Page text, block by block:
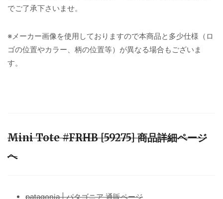
でご了承下さいませ。
※メーカー画像を使用しておりますので本商品と多少仕様（ロ
ゴの位置やカラー、柄の位置等）が異なる場合もございま
す。
Mini Tote #FRHB [59275] 商品詳細ページ
へ
patagonia | パタゴニア 通販ページ